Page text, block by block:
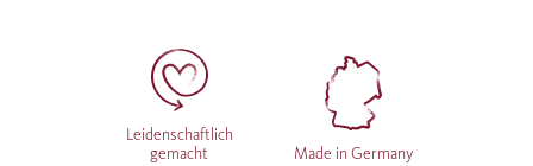
Leidenschaftlich
gemacht
Made in Germany